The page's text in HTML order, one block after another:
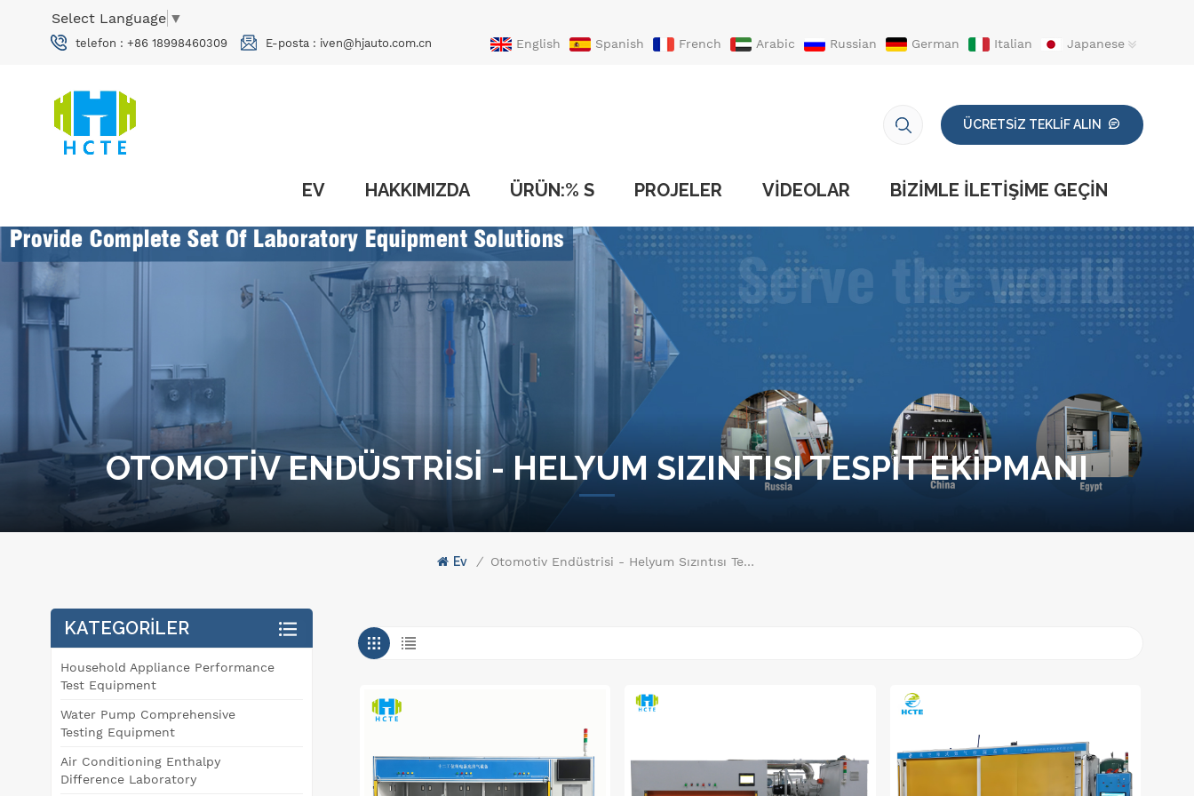
Select Language ▼
telefon : +86 18998460309 E-posta : iven@hjauto.com.cn English Spanish French Arabic Russian German Italian
Japanese
ÜCRETSİZ TEKLİF ALIN
EV HAKKIMIZDA ÜRÜN:% S PROJELER VIDEOLAR BIZIMLE ILETIŞIME GEÇIN
OTOMOTIV ENDÜSTRISI - HELYUM SIZINTISI TESPIT EKIPMANI
Ev / Otomotiv Endüstrisi - Helyum Sızıntısı Tespit Ekipmanı
KATEGORILER
Household Appliance Performance
Test Equipment
Water Pump Comprehensive
Testing Equipment
Air Conditioning Enthalpy
Difference Laboratory